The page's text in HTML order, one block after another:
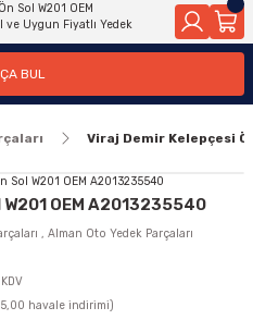
Motor Elektrik
Ateşleme Buji Bobin Buji Kablosu
BUL
Viraj Demir Kelepçesi
OEM A2013235540
, Alman Oto Yedek Parçaları
havale indirimi)